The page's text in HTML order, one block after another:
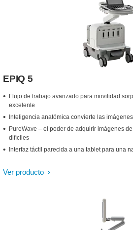
EPIQ 5
Flujo de trabajo avanzado para movilidad
excelente
Inteligencia anatómica convierte las
PureWave – el poder de adquirir imágenes
difíciles
Interfaz táctil parecida a una tablet para una
Ver producto